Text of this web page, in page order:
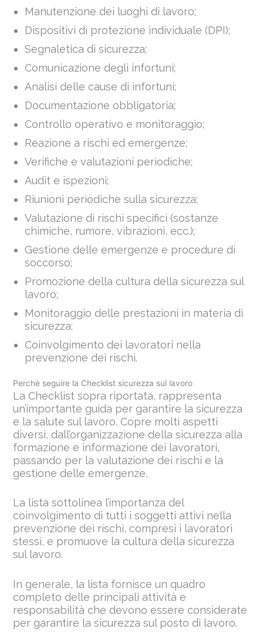
Manutenzione dei luoghi di lavoro;
Dispositivi di protezione individuale (DPI);
Segnaletica di sicurezza;
Comunicazione degli infortuni;
Analisi delle cause di infortuni;
Documentazione obbligatoria;
Controllo operativo e monitoraggio;
Reazione a rischi ed emergenze;
Verifiche e valutazioni periodiche;
Audit e ispezioni;
Riunioni periodiche sulla sicurezza;
Valutazione di rischi specifici (sostanze
chimiche, rumore, vibrazioni, ecc.);
Gestione delle emergenze e procedure di
soccorso;
Promozione della cultura della sicurezza sul
lavoro;
Monitoraggio delle prestazioni in materia di
sicurezza;
Coinvolgimento dei lavoratori nella
prevenzione dei rischi.
Perchè seguire la Checklist sicurezza sul lavoro
La Checklist sopra riportata, rappresenta
un’importante guida per garantire la sicurezza
e la salute sul lavoro. Copre molti aspetti
diversi, dall’organizzazione della sicurezza alla
formazione e informazione dei lavoratori,
passando per la valutazione dei rischi e la
gestione delle emergenze.
La lista sottolinea l’importanza del
coinvolgimento di tutti i soggetti attivi nella
prevenzione dei rischi, compresi i lavoratori
stessi, e promuove la cultura della sicurezza
sul lavoro.
In generale, la lista fornisce un quadro
completo delle principali attività e
responsabilità che devono essere considerate
per garantire la sicurezza sul posto di lavoro.